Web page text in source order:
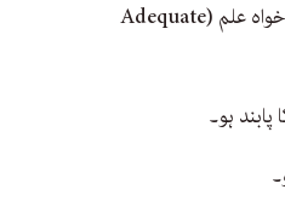
3۔ وہ اسلامی تعلیمات کا خاطر خواہ علم (Adequate